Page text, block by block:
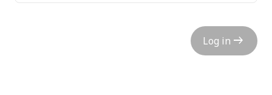
Log in arrow_right_alt